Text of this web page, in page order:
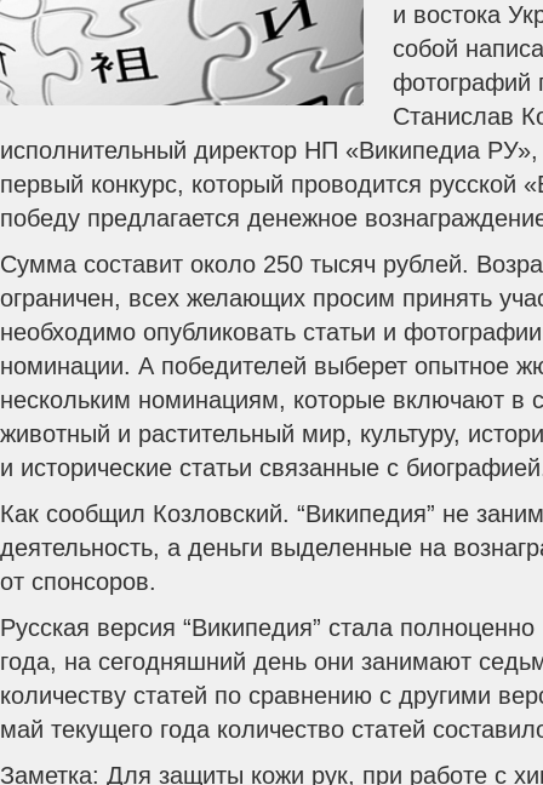
и востока
собой
фотографий
Станислав
исполнительный директор НП «Википедиа
первый конкурс, который проводится русской
победу предлагается денежное
Сумма составит около 250 тысяч рублей.
ограничен, всех желающих просим принять
необходимо опубликовать статьи и
номинации. А победителей выберет опытное
нескольким номинациям, которые включают в
животный и растительный мир, культуру,
и исторические статьи связанные с
Как сообщил Козловский. “Википедия” не
деятельность, а деньги выделенные на
от спонсоров.
Русская версия “Википедия” стала
года, на сегодняшний день они занимают
количеству статей по сравнению с другими
май текущего года количество статей
Заметка: Для защиты кожи рук, при работе с